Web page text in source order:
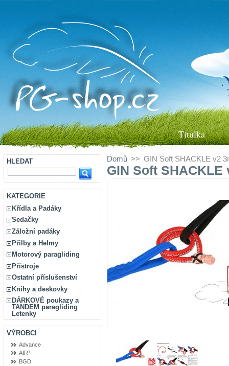
Titulka
HLEDAT
KATEGORIE
Křídla a Padáky
Sedačky
Záložní padáky
Přilby a Helmy
Motorový paragliding
Přístroje
Ostatní příslušenství
Knihy a deskovky
DÁRKOVÉ poukazy a
TANDEM paragliding
Letenky
VÝROBCI
Advance
AIR³
BGD
Domů >> GIN Soft SHACKLE v2
GIN Soft SHACKLE